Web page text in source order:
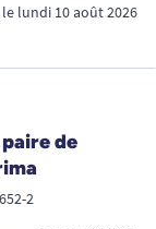
le lundi 10 août 2026
de
2